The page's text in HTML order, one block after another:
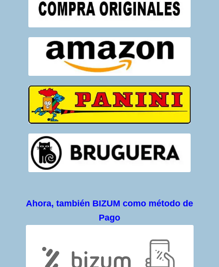
Ahora, también BIZUM como método de
Pago